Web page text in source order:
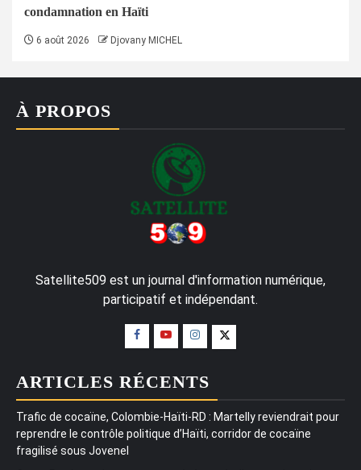
condamnation en Haïti
6 août 2026 Djovany MICHEL
À PROPOS
Satellite509 est un journal d'information numérique,
participatif et indépendant.
ARTICLES RÉCENTS
Trafic de cocaïne, Colombie-Haïti-RD : Martelly reviendrait pour
reprendre le contrôle politique d’Haïti, corridor de cocaïne
fragilisé sous Jovenel